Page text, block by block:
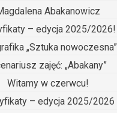
Abakanowicz
– edycja 2025/2026!
„Sztuka nowoczesna”
zajęć: „Abakany”
Witamy w czerwcu!
– edycja 2025/2026